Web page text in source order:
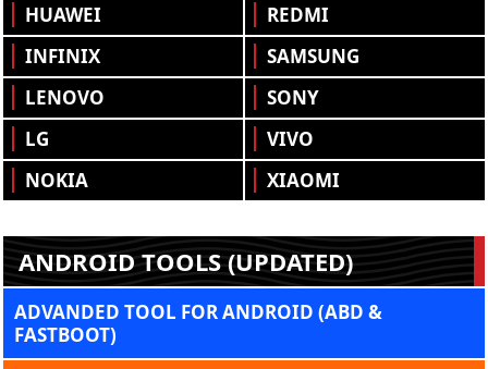
HUAWEI
INFINIX
LENOVO
LG
NOKIA
REDMI
SAMSUNG
SONY
VIVO
XIAOMI
ANDROID TOOLS (UPDATED)
ADVANDED TOOL FOR ANDROID (ABD &
FASTBOOT)